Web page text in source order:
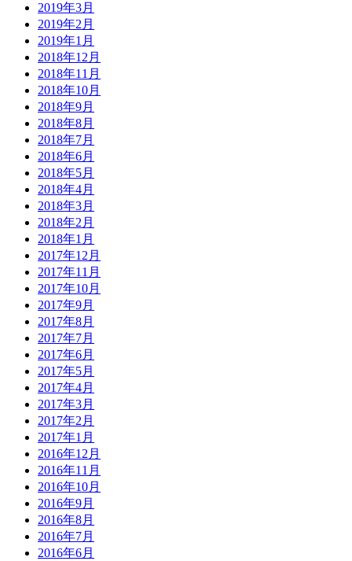
2019年3月
2019年2月
2019年1月
2018年12月
2018年11月
2018年10月
2018年9月
2018年8月
2018年7月
2018年6月
2018年5月
2018年4月
2018年3月
2018年2月
2018年1月
2017年12月
2017年11月
2017年10月
2017年9月
2017年8月
2017年7月
2017年6月
2017年5月
2017年4月
2017年3月
2017年2月
2017年1月
2016年12月
2016年11月
2016年10月
2016年9月
2016年8月
2016年7月
2016年6月